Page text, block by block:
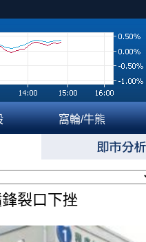
窩輪/牛熊
鋒裂口下挫